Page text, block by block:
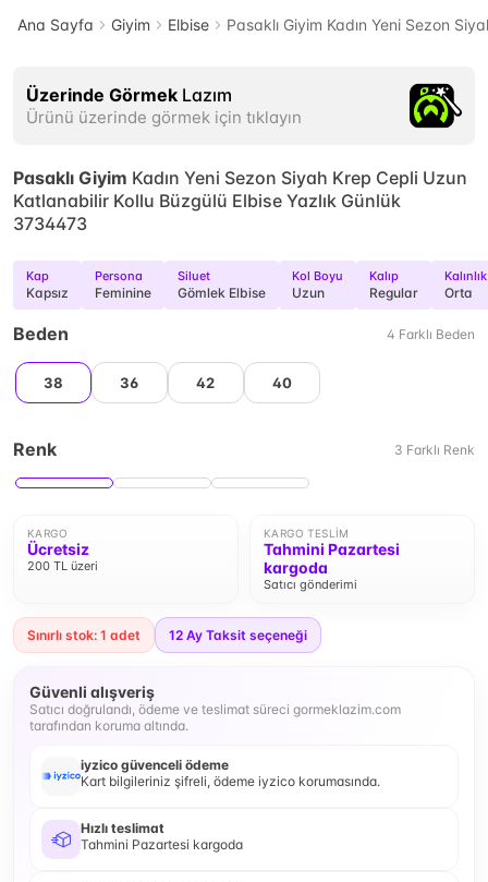
Ana Sayfa Giyim Elbise Pasaklı Giyim Kadın Yeni Sezon
Üzerinde Görmek Lazım
Ürünü üzerinde görmek için tıklayın
Pasaklı Giyim Kadın Yeni Sezon Siyah Krep Cepli Uzun
Katlanabilir Kollu Büzgülü Elbise Yazlık Günlük
3734473
Kap
Kapsız
Persona
Feminine
Siluet
Gömlek Elbise
Kol Boyu
Uzun
Kalıp
Regular
Kalınlık
Orta
Beden 4 Farklı Beden
38 36 42 40
Renk 3 Farklı Renk
KARGO
Ücretsiz
200 TL üzeri
KARGO TESLIM
Tahmini Pazartesi
kargoda
Satıcı gönderimi
Sınırlı stok: 1 adet 12 Ay Taksit seçeneği
Güvenli alışveriş
Satıcı doğrulandı, ödeme ve teslimat süreci gormeklazim.com
tarafından koruma altında.
iyzico güvenceli ödeme
Kart bilgileriniz şifreli, ödeme iyzico korumasında.
Hızlı teslimat
Tahmini Pazartesi kargoda